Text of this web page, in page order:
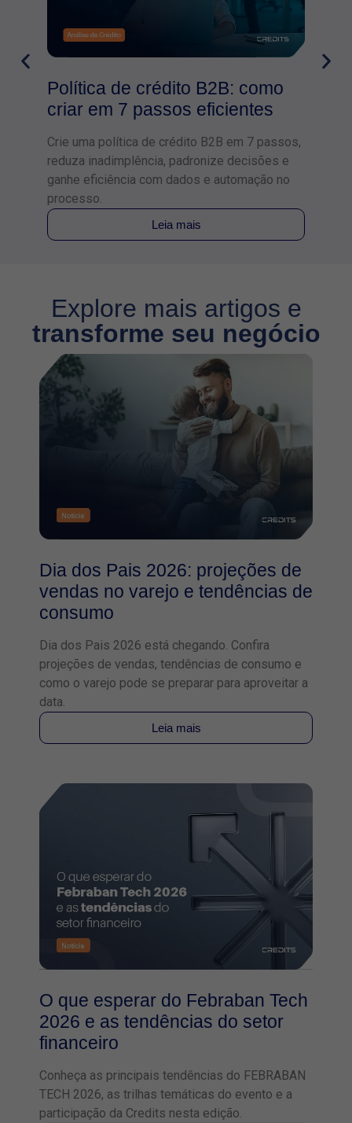
Política de crédito B2B: como
criar em 7 passos eficientes
Crie uma política de crédito B2B em 7 passos,
reduza inadimplência, padronize decisões e
ganhe eficiência com dados e automação no
processo.
Leia mais
Explore mais artigos e
transforme seu negócio
Dia dos Pais 2026: projeções de
vendas no varejo e tendências de
consumo
Dia dos Pais 2026 está chegando. Confira
projeções de vendas, tendências de consumo e
como o varejo pode se preparar para aproveitar a
data.
Leia mais
O que esperar do Febraban Tech
2026 e as tendências do setor
financeiro
Conheça as principais tendências do FEBRABAN
TECH 2026, as trilhas temáticas do evento e a
participação da Credits nesta edição.